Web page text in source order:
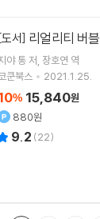
서] 리얼리티 버블
야 통저 장호연 역
쿤북스
2021.1.25.
% 15,840원
880원
9.2 (22)